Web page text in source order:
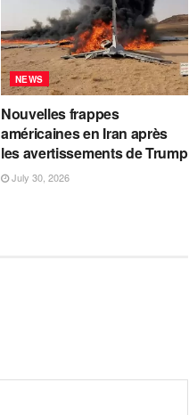
NEWS
Nouvelles frappes
américaines en Iran après
les avertissements de Trump
July 30, 2026